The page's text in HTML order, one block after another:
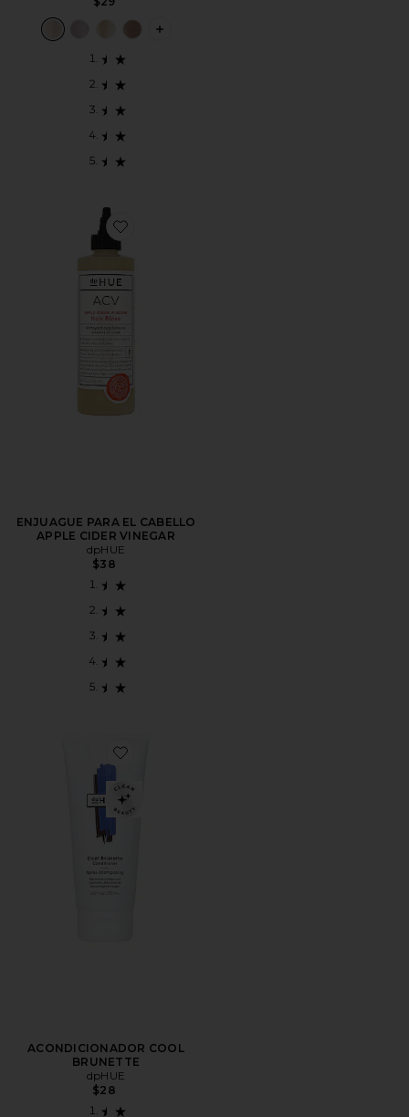
PLUS ICON TO SEE MORE OPTIONS
Favorite ENJUAGUE PARA EL CABELLO APPLE
ENJUAGUE PARA EL CABELLO
APPLE CIDER VINEGAR
dpHUE
$38
Favorite ACONDICIONADOR COOL BRUNETTE
ACONDICIONADOR COOL
BRUNETTE
dpHUE
$28